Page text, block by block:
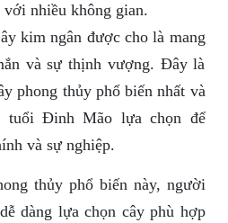
với nhiều không gian.
kim ngân được cho là mang
và sự thịnh vượng. Đây là
phong thủy phổ biến nhất và
tuổi Đinh Mão lựa chọn để
và sự nghiệp.
thủy phổ biến này, người
dàng lựa chọn cây phù hợp